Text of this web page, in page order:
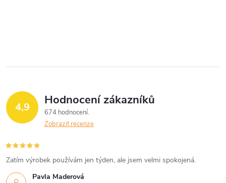
4,9 Hodnocení zákazníků
674 hodnocení
Zobrazit recenze
Pavla Maderová
Zatím výrobek používám jen týden, ale jsem velmi spokojená.